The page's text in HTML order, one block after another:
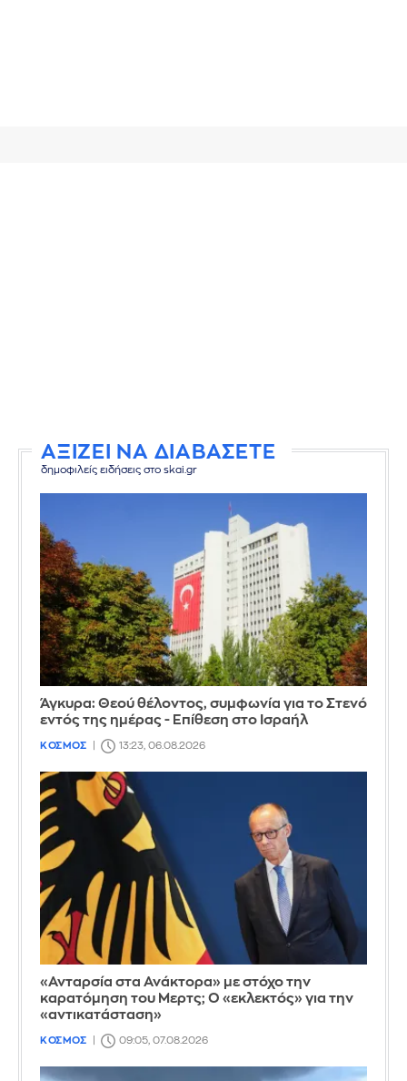
ΑΞΙΖΕΙ ΝΑ ΔΙΑΒΑΣΕΤΕ
δημοφιλείς ειδήσεις στο skai.gr
Άγκυρα: Θεού θέλοντος, συμφωνία για το Στενό
εντός της ημέρας - Επίθεση στο Ισραήλ
ΚΟΣΜΟΣ 13:23, 06.08.2026
«Ανταρσία στα Ανάκτορα» με στόχο την
καρατόμηση του Μερτς; Ο «εκλεκτός» για την
«αντικατάσταση»
ΚΟΣΜΟΣ 09:05, 07.08.2026